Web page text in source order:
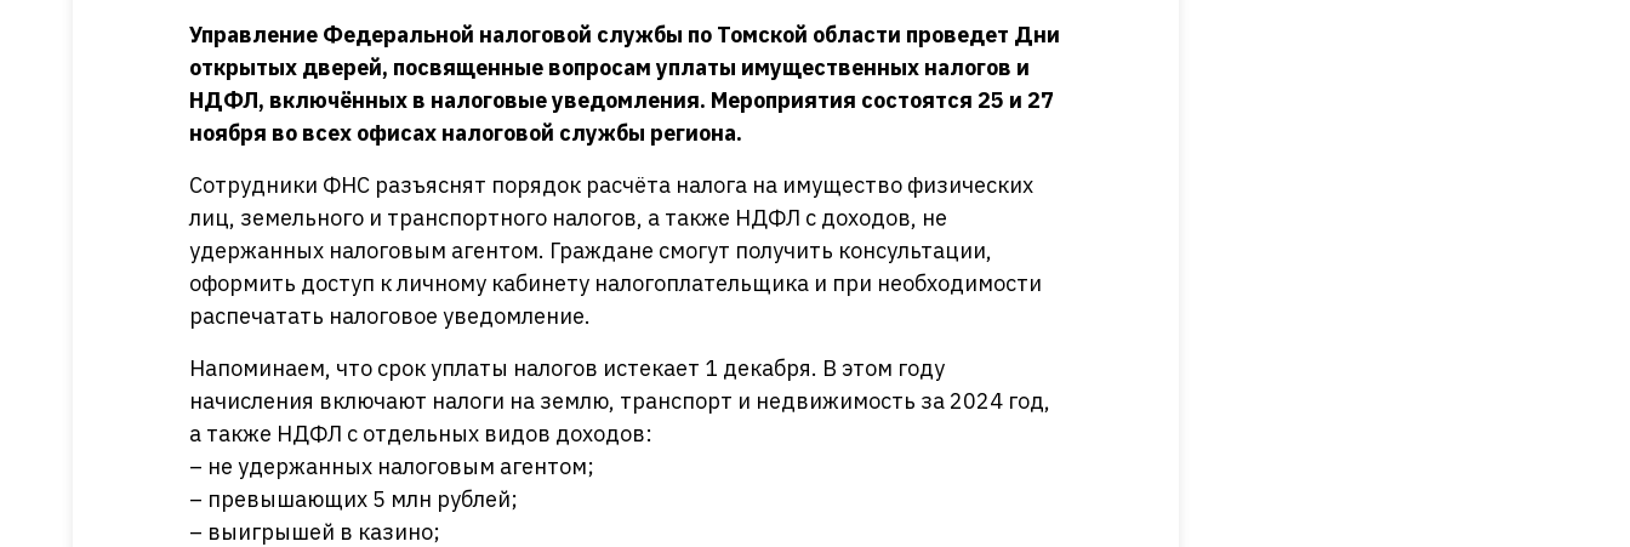
Управление Федеральной налоговой службы по Томской области проведет Дни
открытых дверей, посвященные вопросам уплаты имущественных налогов и
НДФЛ, включённых в налоговые уведомления. Мероприятия состоятся 25 и 27
ноября во всех офисах налоговой службы региона.
Сотрудники ФНС разъяснят порядок расчёта налога на имущество физических
лиц, земельного и транспортного налогов, а также НДФЛ с доходов, не
удержанных налоговым агентом. Граждане смогут получить консультации,
оформить доступ к личному кабинету налогоплательщика и при необходимости
распечатать налоговое уведомление.
Напоминаем, что срок уплаты налогов истекает 1 декабря. В этом году
начисления включают налоги на землю, транспорт и недвижимость за 2024 год,
а также НДФЛ с отдельных видов доходов:
– не удержанных налоговым агентом;
– превышающих 5 млн рублей;
– выигрышей в казино;